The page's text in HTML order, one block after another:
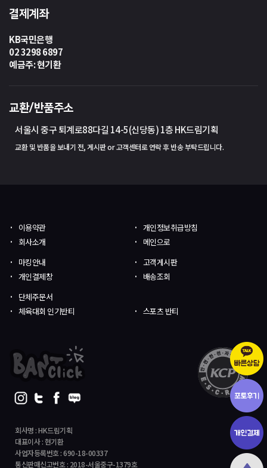
결제계좌
KB국민은행
02 3298 6897
예금주: 현기환
교환/반품주소
서울시 중구 퇴계로88다길 14-5(신당동) 1층 HK드림기획
교환 및 반품을 보내기 전, 게시판 or 고객센터로 연락 후 반송 부탁드립니다.
회사명 : HK드림기획
대표이사 : 현기환
사업자등록번호 : 690-18-00337
통신판매신고번호 : 2018-서울중구-1379호
이용약관
개인정보취급방침
회사소개
메인으로
마킹안내
고객게시판
개인결제창
배송조회
단체주문서
체육대회 인기반티
스포츠 반티